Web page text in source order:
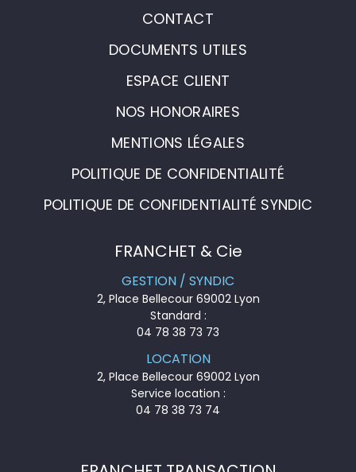
CONTACT
DOCUMENTS UTILES
ESPACE CLIENT
NOS HONORAIRES
MENTIONS LÉGALES
POLITIQUE DE CONFIDENTIALITÉ
POLITIQUE DE CONFIDENTIALITÉ SYNDIC
FRANCHET & Cie
GESTION / SYNDIC
2, Place Bellecour 69002 Lyon
Standard :
04 78 38 73 73
LOCATION
2, Place Bellecour 69002 Lyon
Service location :
04 78 38 73 74